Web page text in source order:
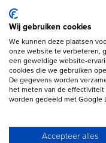
VW ID.4 leasen
Copyright
Klanten beoordelingen
Wij gebruiken cookies
We kunnen deze plaatsen
onze website te verbeteren,
een geweldige website-
cookies die we gebruiken
De gegevens worden
het meten van de effectiviteit
worden gedeeld met Google
Accepteer alles